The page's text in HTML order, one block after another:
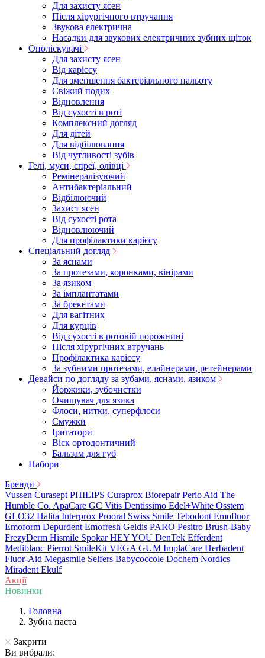
Для захисту ясен
Після хірургічного втручання
Звукова електрична
Насадки для звукових електричних зубних щіток
Ополіскувачі
Для захисту ясен
Від карієсу
Для зменшення бактеріального нальоту
Свіжий подих
Відновлення
Від сухості в роті
Комплексний догляд
Для дітей
Для відбілювання
Від чутливості зубів
Гелі, муси, спреї, олівці
Ремінералізуючий
Антибактеріальний
Відбілюючий
Захист ясен
Від сухості рота
Відновлюючий
Для профілактики карієсу
Спеціальний догляд
За яснами
За протезами, коронками, вінірами
За язиком
За імплантатами
За брекетами
Для вагітних
Для курців
Від сухості в ротовій порожнині
Після хірургічних втручань
Профілактика карієсу
За зубними протезами, елайнерами, ретейнерами
Девайси по догляду за зубами, яснами, язиком
Йоржики, зубочистки
Очищувач для язика
Флоси, нитки, суперфлоси
Смужки
Іригатори
Віск ортодонтичний
Бальзам для губ
Набори
Бренди
Vussen Curasept PHILIPS Curaprox Biorepair Perio Aid The
Humble Co. ApaCare GC Vitis Dentissimo Edel+White Osstem
GLO32 Halita Interprox Prooral Swiss Smile Tebodont Emofluor
Emoform Depurdent Emofresh Geldis PARO Pesitro Brush-Baby
FrezyDerm Hismile Spokar HEY YOU DenTek Efferdent
Mediblanc Pierrot SmileKit VEGA GUM ImplaCare Herbadent
Fluor-Aid Megasmile Selfers Babycoccole Dochem Nordics
Miradent Ekulf
Акції
Новинки
Головна
Зубна паста
Закрити
Ви вибрали: